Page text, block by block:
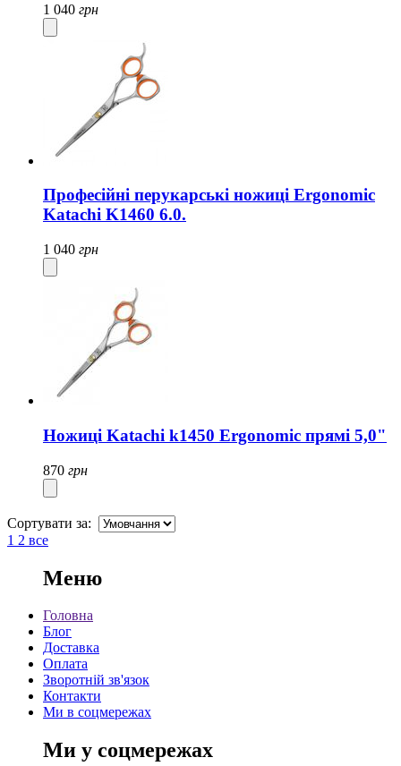
1 040 грн
Професійні перукарські ножиці Ergonomic
Katachi K1460 6.0.
1 040 грн
Ножиці Katachi k1450 Ergonomic прямі 5,0"
870 грн
Сортувати за:
1 2 все
Меню
Головна
Блог
Доставка
Оплата
Зворотній зв'язок
Контакти
Ми в соцмережах
Ми у соцмережах